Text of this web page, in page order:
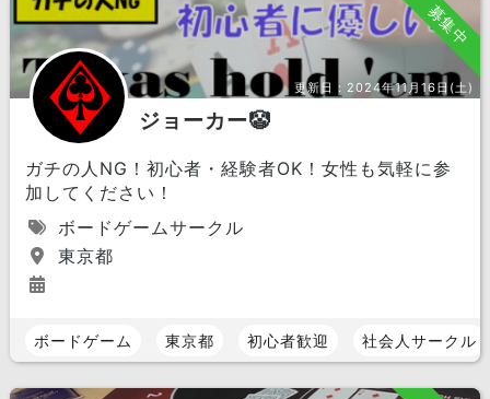
募集中
更新日： 2024年11月16日(土)
ジョーカー🤡
ガチの人NG！初心者・経験者OK！女性も気軽に参
加してください！
ボードゲームサークル
東京都
ボードゲーム 東京都 初心者歓迎 社会人サークル